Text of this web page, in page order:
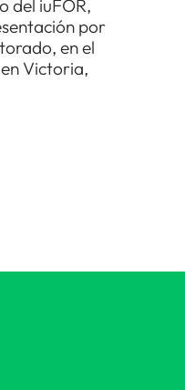
del iuFOR,
por
en el
Victoria,